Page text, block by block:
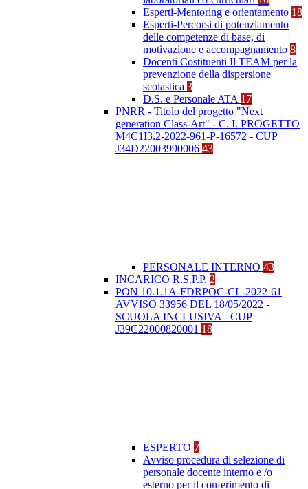
Esperti-Mentoring e orientamento 18
Esperti-Percorsi di potenziamento
delle competenze di base, di
motivazione e accompagnamento 8
Docenti Costituenti Il TEAM per la
prevenzione della dispersione
scolastica 3
D.S. e Personale ATA 17
PNRR - Titolo del progetto "Next
generation Class-Art" - C. I. PROGETTO
M4C1I3.2-2022-961-P-16572 - CUP
J34D22003990006 43
PERSONALE INTERNO 43
INCARICO R.S.P.P. 2
PON 10.1.1A-FDRPOC-CL-2022-61
AVVISO 33956 DEL 18/05/2022 -
SCUOLA INCLUSIVA - CUP
J39C22000820001 18
ESPERTO 7
Avviso procedura di selezione di
personale docente interno e /o
esterno per il conferimento di